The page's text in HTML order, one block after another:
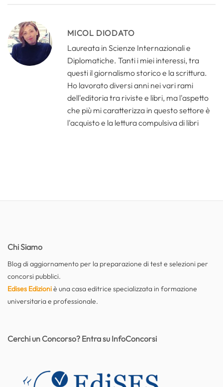
MICOL DIODATO
Laureata in Scienze Internazionali e
Diplomatiche. Tanti i miei interessi, tra
questi il giornalismo storico e la scrittura.
Ho lavorato diversi anni nei vari rami
dell'editoria tra riviste e libri, ma l'aspetto
che più mi caratterizza in questo settore è
l'acquisto e la lettura compulsiva di libri
Chi Siamo
Blog di aggiornamento per la preparazione di test e selezioni per
concorsi pubblici.
Edises Edizioniè una casa editrice specializzata in formazione
universitaria e professionale.
Cerchi un Concorso? Entra su InfoConcorsi